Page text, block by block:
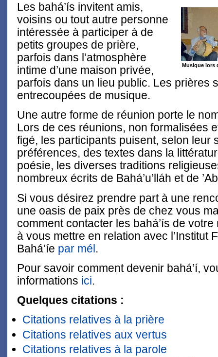
Musique lors
Les bahá’ís invitent amis,
voisins ou tout autre personne
intéressée à participer à de
petits groupes de prière,
parfois dans l’atmosphère
intime d’une maison privée,
parfois dans un lieu public. Les prières
entrecoupées de musique.
Une autre forme de réunion porte le
Lors de ces réunions, non formalisées
figé, les participants puisent, selon leur
préférences, des textes dans la
poésie, les diverses traditions
nombreux écrits de Bahá’u’lláh et de
Si vous désirez prendre part à une
une oasis de paix près de chez vous
comment contacter les bahá’ís de votre
à vous mettre en relation avec l’Institut
Bahá’íe par mél.
Pour savoir comment devenir bahá’í,
informations ici.
Quelques citations :
Citations relatives à la prière
Citations relatives aux vertus
Citations relatives à la parole